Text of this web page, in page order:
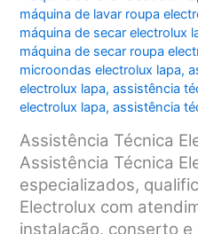
máquina de lavar roupa
máquina de secar electrolux
máquina de secar roupa
microondas electrolux lapa,
electrolux lapa,assistência
electrolux lapa,assistência
Assistência Técnica
Assistência Técnica
especializados,
Electrolux com
instalação, conserto e